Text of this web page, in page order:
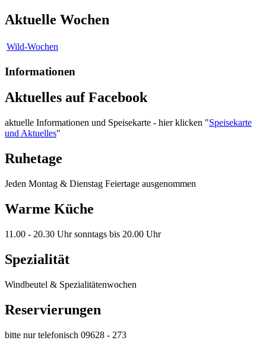
Aktuelle Wochen
Wild-Wochen
Informationen
Aktuelles auf Facebook
aktuelle Informationen und Speisekarte - hier klicken "Speisekarte
und Aktuelles"
Ruhetage
Jeden Montag & Dienstag Feiertage ausgenommen
Warme Küche
11.00 - 20.30 Uhr sonntags bis 20.00 Uhr
Spezialität
Windbeutel & Spezialitätenwochen
Reservierungen
bitte nur telefonisch 09628 - 273